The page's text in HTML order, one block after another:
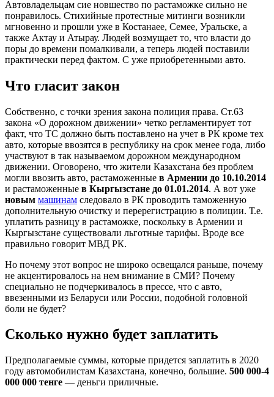
Автовладельцам сие новшество по растаможке сильно не
понравилось. Стихийные протестные митинги возникли
мгновенно и прошли уже в Костанаее, Семее, Уральске, а
также Актау и Атырау. Людей возмущает то, что власти до
поры до времени помалкивали, а теперь людей поставили
практически перед фактом. С уже приобретенными авто.
Что гласит закон
Собственно, с точки зрения закона полиция права. Ст.63
закона «О дорожном движении» четко регламентирует тот
факт, что ТС должно быть поставлено на учет в РК кроме тех
авто, которые ввозятся в республику на срок менее года, либо
участвуют в так называемом дорожном международном
движении. Оговорено, что жители Казахстана без проблем
могли ввозить авто, растаможенные в Армении до 10.10.2014
и растаможенные в Кыргызстане до 01.01.2014. А вот уже
новым машинам следовало в РК проводить таможенную
дополнительную очистку и перерегистрацию в полиции. Т.е.
уплатить разницу в растаможке, поскольку в Армении и
Кыргызстане существовали льготные тарифы. Вроде все
правильно говорит МВД РК.
Но почему этот вопрос не широко освещался раньше, почему
не акцентировалось на нем внимание в СМИ? Почему
специально не подчеркивалось в прессе, что с авто,
ввезенными из Беларуси или России, подобной головной
боли не будет?
Сколько нужно будет заплатить
Предполагаемые суммы, которые придется заплатить в 2020
году автомобилистам Казахстана, конечно, большие. 500 000-4
000 000 тенге — деньги приличные.